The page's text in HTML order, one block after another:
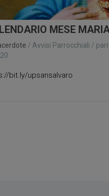
MESE
/ Avvisi Parrocchiali /
bit.ly/upsansalvaro